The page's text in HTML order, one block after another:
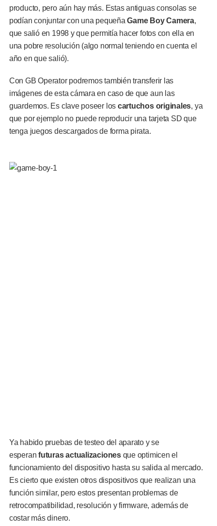
producto, pero aún hay más. Estas antiguas consolas se
podían conjuntar con una pequeñaGame Boy Camera,
que salió en 1998 y que permitía hacer fotos con ella en
una pobre resolución (algo normal teniendo en cuenta el
año en que salió).
Con GB Operator podremos también transferir las
imágenes de esta cámara en caso de que aun las
guardemos. Es clave poseer los cartuchos originales, ya
que por ejemplo no puede reproducir una tarjeta SD que
tenga juegos descargados de forma pirata.
Ya habido pruebas de testeo del aparato y se
esperanfuturas actualizacionesque optimicen el
funcionamiento del dispositivo hasta su salida al mercado.
Es cierto que existen otros dispositivos que realizan una
función similar, pero estos presentan problemas de
retrocompatibilidad, resolución y firmware, además de
costar más dinero.